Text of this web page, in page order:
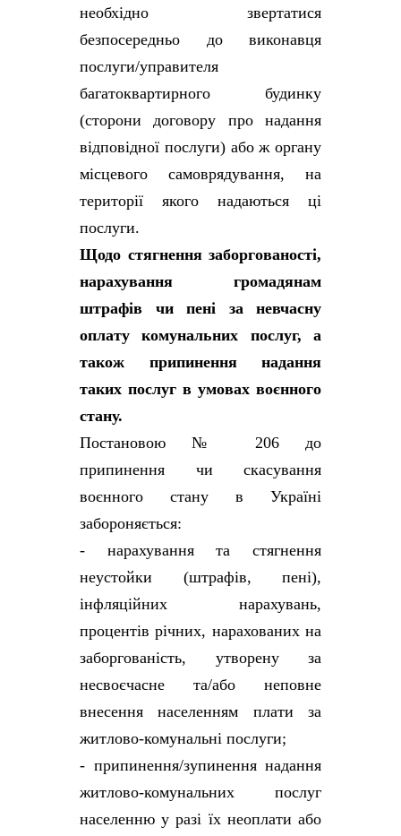
необхідно звертатися
безпосередньо до виконавця
послуги/управителя
багатоквартирного будинку
(сторони договору про надання
відповідної послуги) або ж органу
місцевого самоврядування, на
території якого надаються ці
послуги.
Щодо стягнення заборгованості,
нарахування громадянам
штрафів чи пені за невчасну
оплату комунальних послуг, а
також припинення надання
таких послуг в умовах воєнного
стану.
Постановою № 206 до
припинення чи скасування
воєнного стану в Україні
забороняється:
- нарахування та стягнення
неустойки (штрафів, пені),
інфляційних нарахувань,
процентів річних, нарахованих на
заборгованість, утворену за
несвоєчасне та/або неповне
внесення населенням плати за
житлово-комунальні послуги;
- припинення/зупинення надання
житлово-комунальних послуг
населенню у разі їх неоплати або